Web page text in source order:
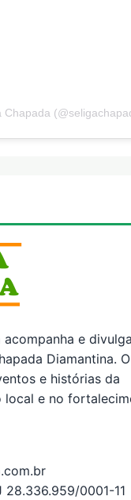
acompanha e
Diamantina. O
e histórias da
local e no
28.336.959/0001-11